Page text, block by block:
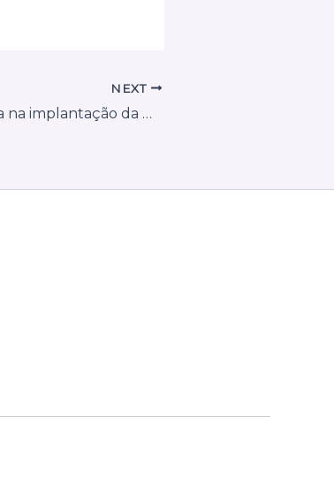
NEXT
Indaiatuba (SP) avança na implantação da NFS-e Nacional e orienta contribuintes